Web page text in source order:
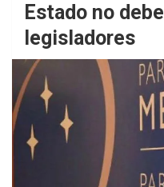
Estado no
legisladores